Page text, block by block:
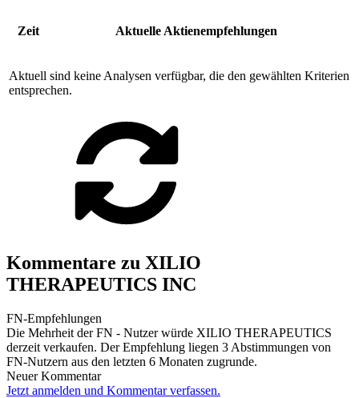
Zeit Aktuelle Aktienempfehlungen
Aktuell sind keine Analysen verfügbar, die den gewählten Kriterien
entsprechen.
Kommentare zu XILIO
THERAPEUTICS INC
FN-Empfehlungen
Die Mehrheit der FN - Nutzer würde XILIO THERAPEUTICS
derzeit verkaufen. Der Empfehlung liegen 3 Abstimmungen von
FN-Nutzern aus den letzten 6 Monaten zugrunde.
Neuer Kommentar
Jetzt anmelden und Kommentar verfassen.